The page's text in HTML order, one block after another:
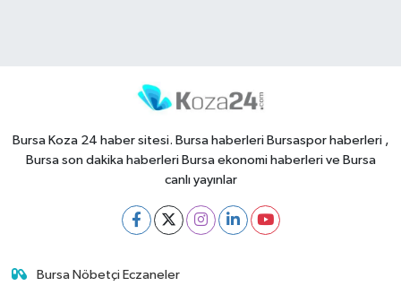
Bursa Koza 24 haber sitesi. Bursa haberleri Bursaspor haberleri ,
Bursa son dakika haberleri Bursa ekonomi haberleri ve Bursa
canlı yayınlar
Bursa Nöbetçi Eczaneler